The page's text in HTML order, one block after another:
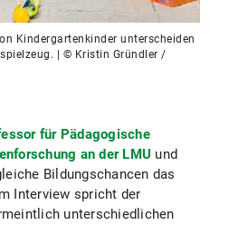
Kindergartenkinder unterscheiden
| © Kristin Gründler /
für Pädagogische
an der LMU und
Bildungschancen das
Interview spricht der
unterschiedlichen